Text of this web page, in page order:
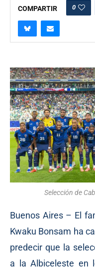
COMPARTIR 0
Selección de
Buenos Aires – El
Kwaku Bonsam ha
predecir que la
a la Albiceleste en